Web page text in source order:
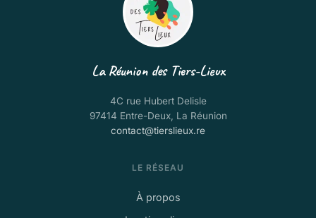
La Réunion des Tiers-Lieux
4C rue Hubert Delisle
97414 Entre-Deux, La Réunion
contact@tierslieux.re
LE RÉSEAU
À propos